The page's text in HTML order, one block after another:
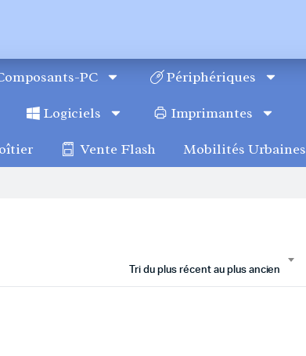
PC Périphériques
Logiciels Imprimantes
Vente Flash Mobilités Urbaines
Tri du plus récent au plus ancien